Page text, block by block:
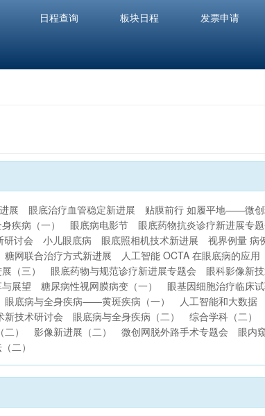
日程查询 板块日程 发票申请
展 眼底治疗血管稳定新进展 贴膜前行 如履平地——微创
疾病（一） 眼底病电影节 眼底药物抗炎诊疗新进展专
研讨会 小儿眼底病 眼底照相机技术新进展 视界例量 病
糖网联合治疗方式新进展 人工智能 OCTA 在眼底病的应用
（三） 眼底药物与规范诊疗新进展专题会 眼科影像新
展望 糖尿病性视网膜病变（一） 眼基因细胞治疗临床试
眼底病与全身疾病——黄斑疾病（一） 人工智能和大数据
新技术研讨会 眼底病与全身疾病（二） 综合学科（二）
） 影像新进展（二） 微创网脱外路手术专题会 眼内
二）